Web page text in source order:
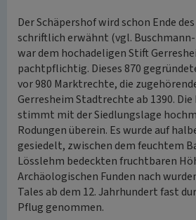
Der Schäpershof wird schon Ende
schriftlich erwähnt (vgl.
war dem hochadeligen Stift
pachtpflichtig. Dieses 870
vor 980 Marktrechte, die
Gerresheim Stadtrechte ab 1390. Die
stimmt mit der Siedlungslage
Rodungen überein. Es wurde auf
gesiedelt, zwischen dem feuchtem
Lösslehm bedeckten fruchtbaren
Archäologischen Funden nach
Tales ab dem 12. Jahrhundert fast
Pflug genommen.